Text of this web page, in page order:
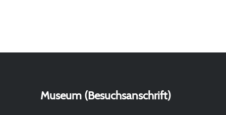
Museum (Besuchsanschrift)